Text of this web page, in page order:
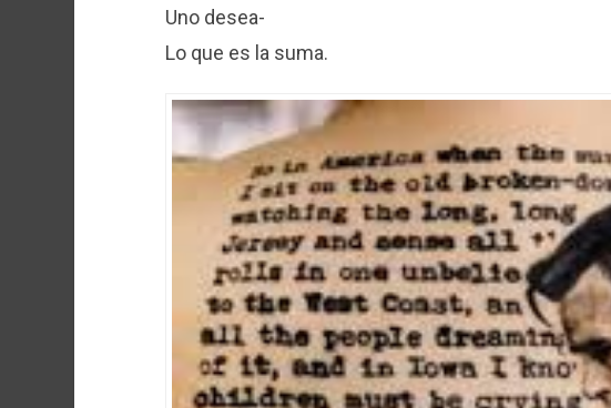
Uno desea-
Lo que es la suma.